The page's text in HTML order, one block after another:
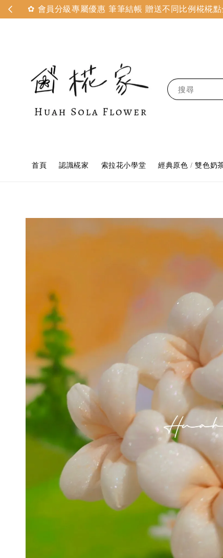
✿ 會員分級專屬優惠 筆筆結帳 贈送不同比例椛椛
搜尋
首頁 認識椛家 索拉花小學堂 經典原色 / 雙色奶